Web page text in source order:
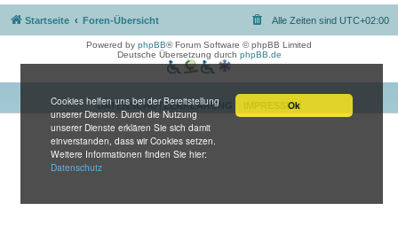
Ok
Cookies helfen uns bei der Bereitstellung
unserer Dienste. Durch die Nutzung
unserer Dienste erklären Sie sich damit
einverstanden, dass wir Cookies setzen.
Weitere Informationen finden Sie hier:
Datenschutz
Startseite Foren-Übersicht Alle Zeiten sind UTC+02:00
Powered by phpBB® Forum Software © phpBB Limited
Deutsche Übersetzung durch phpBB.de
DATENSCHUTZERKLÄRUNG IMPRESSUM